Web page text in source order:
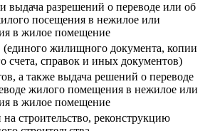
выдача разрешений о переводе или об
посещения в нежилое или
в жилое помещение
жилищного документа, копии
счета, справок и иных документов)
а также выдача решений о переводе
жилого помещения в нежилое или
в жилое помещение
строительство, реконструкцию